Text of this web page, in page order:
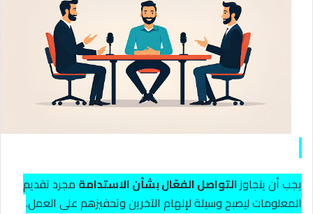
يجب أن يتجاوزالتواصل الفعّال بشأن الاستدامة مجرد تقديم
المعلومات ليصبح وسيلة لإلهام الآخرين وتحفيزهم على العمل.